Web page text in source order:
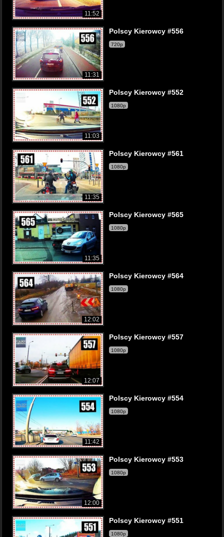
11:52
11:31
Polscy Kierowcy #556
720p
11:03
Polscy Kierowcy #552
1080p
11:35
Polscy Kierowcy #561
1080p
11:35
Polscy Kierowcy #565
1080p
12:02
Polscy Kierowcy #564
1080p
12:07
Polscy Kierowcy #557
1080p
11:42
Polscy Kierowcy #554
1080p
12:00
Polscy Kierowcy #553
1080p
Polscy Kierowcy #551
1080p